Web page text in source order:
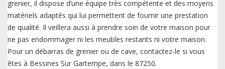
grenier, il dispose d’une équipe très compétente et des moyens
matériels adaptés qui lui permettent de fournir une prestation
de qualité. Il veillera aussi à prendre soin de votre maison pour
ne pas endommager ni les meubles restants ni votre maison.
Pour un débarras de grenier ou de cave, contactez-le si vous
êtes à Bessines Sur Gartempe, dans le 87250.